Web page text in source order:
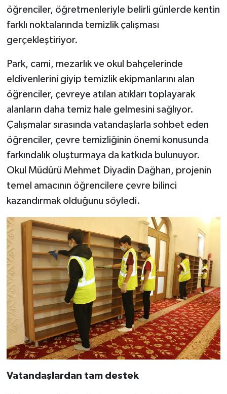
öğrenciler, öğretmenleriyle belirli günlerde kentin
farklı noktalarında temizlik çalışması
gerçekleştiriyor.
Park, cami, mezarlık ve okul bahçelerinde
eldivenlerini giyip temizlik ekipmanlarını alan
öğrenciler, çevreye atılan atıkları toplayarak
alanların daha temiz hale gelmesini sağlıyor.
Çalışmalar sırasında vatandaşlarla sohbet eden
öğrenciler, çevre temizliğinin önemi konusunda
farkındalık oluşturmaya da katkıda bulunuyor.
Okul Müdürü Mehmet Diyadin Dağhan, projenin
temel amacının öğrencilere çevre bilinci
kazandırmak olduğunu söyledi.
Vatandaşlardan tam destek